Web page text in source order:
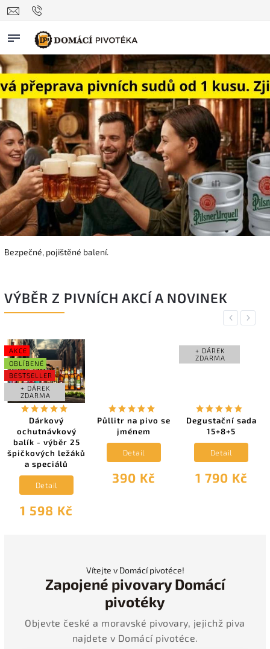
Bezpečné, pojištěné balení.
VÝBĚR Z PIVNÍCH AKCÍ A NOVINEK
Previous
AKCE
OBLÍBENÉ
BESTSELLER
+ DÁREK
ZDARMA
Dárkový
ochutnávkový
balík - výběr 25
špičkových ležáků
a speciálů
1 598 Kč
Detail
Půllitr na pivo se
jménem
390 Kč
Detail
+ DÁREK
ZDARMA
Degustační sada
15+8+5
1 790 Kč
Detail
Next
Vítejte v Domácí pivotéce!
Zapojené pivovary Domácí
pivotéky
Objevte české a moravské pivovary, jejichž piva
najdete v Domácí pivotéce.